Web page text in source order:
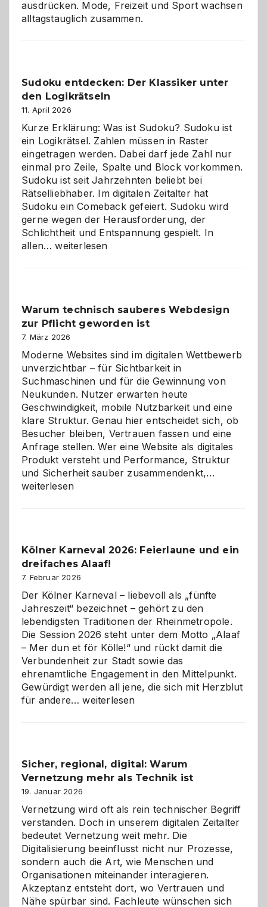
ausdrücken. Mode, Freizeit und Sport wachsen
alltagstauglich zusammen.
Sudoku entdecken: Der Klassiker unter
den Logikrätseln
11. April 2026
Kurze Erklärung: Was ist Sudoku? Sudoku ist
ein Logikrätsel. Zahlen müssen in Raster
eingetragen werden. Dabei darf jede Zahl nur
einmal pro Zeile, Spalte und Block vorkommen.
Sudoku ist seit Jahrzehnten beliebt bei
Rätselliebhaber. Im digitalen Zeitalter hat
Sudoku ein Comeback gefeiert. Sudoku wird
gerne wegen der Herausforderung, der
Schlichtheit und Entspannung gespielt. In
allen…Sudoku
den
Logikrätseln
weiterlesen
Warum technisch sauberes Webdesign
zur Pflicht geworden ist
7. März 2026
Moderne Websites sind im digitalen Wettbewerb
unverzichtbar – für Sichtbarkeit in
Suchmaschinen und für die Gewinnung von
Neukunden. Nutzer erwarten heute
Geschwindigkeit, mobile Nutzbarkeit und eine
klare Struktur. Genau hier entscheidet sich, ob
Besucher bleiben, Vertrauen fassen und eine
Anfrage stellen. Wer eine Website als digitales
Produkt versteht und Performance, Struktur
und Sicherheit sauber zusammendenkt,…
geworden
weiterlesen
Kölner Karneval 2026: Feierlaune und ein
dreifaches Alaaf!
7. Februar 2026
Der Kölner Karneval – liebevoll als „fünfte
Jahreszeit“ bezeichnet – gehört zu den
lebendigsten Traditionen der Rheinmetropole.
Die Session 2026 steht unter dem Motto „Alaaf
– Mer dun et för Kölle!“ und rückt damit die
Verbundenheit zur Stadt sowie das
ehrenamtliche Engagement in den Mittelpunkt.
Gewürdigt werden all jene, die sich mit Herzblut
für andere…Kölner
ein
dreifaches
Alaaf!
weiterlesen
Sicher, regional, digital: Warum
Vernetzung mehr als Technik ist
19. Januar 2026
Vernetzung wird oft als rein technischer Begriff
verstanden. Doch in unserem digitalen Zeitalter
bedeutet Vernetzung weit mehr. Die
Digitalisierung beeinflusst nicht nur Prozesse,
sondern auch die Art, wie Menschen und
Organisationen miteinander interagieren.
Akzeptanz entsteht dort, wo Vertrauen und
Nähe spürbar sind. Fachleute wünschen sich